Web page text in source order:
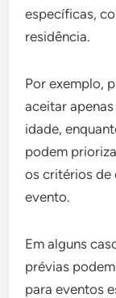
específicas,
residência.
Por exemplo,
aceitar
idade,
podem
os critérios de
evento.
Em alguns
prévias
para eventos